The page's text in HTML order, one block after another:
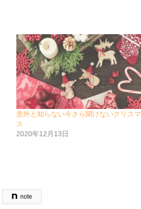
意外と知らない今さら聞けないクリスマ
ス
2020年12月13日
note